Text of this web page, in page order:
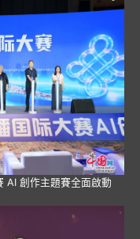
AI 創作主題賽全面啟動